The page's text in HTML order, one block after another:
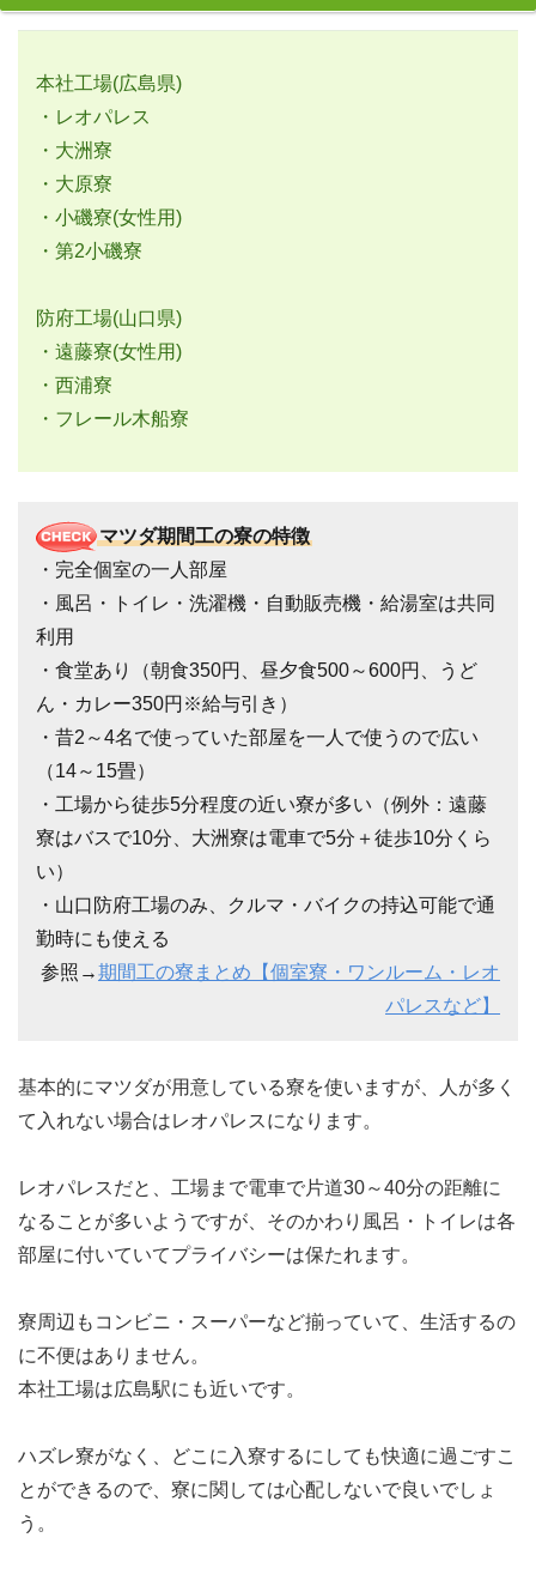
本社工場(広島県)
・レオパレス
・大洲寮
・大原寮
・小磯寮(女性用)
・第2小磯寮
防府工場(山口県)
・遠藤寮(女性用)
・西浦寮
・フレール木船寮
マツダ期間工の寮の特徴
・完全個室の一人部屋
・風呂・トイレ・洗濯機・自動販売機・給湯室は共同
利用
・食堂あり（朝食350円、昼夕食500～600円、うど
ん・カレー350円※給与引き）
・昔2～4名で使っていた部屋を一人で使うので広い
（14～15畳）
・工場から徒歩5分程度の近い寮が多い（例外：遠藤
寮はバスで10分、大洲寮は電車で5分＋徒歩10分くら
い）
・山口防府工場のみ、クルマ・バイクの持込可能で通
勤時にも使える
参照→期間工の寮まとめ【個室寮・ワンルーム・レオ
パレスなど】
基本的にマツダが用意している寮を使いますが、人が多く
て入れない場合はレオパレスになります。
レオパレスだと、工場まで電車で片道30～40分の距離に
なることが多いようですが、そのかわり風呂・トイレは各
部屋に付いていてプライバシーは保たれます。
寮周辺もコンビニ・スーパーなど揃っていて、生活するの
に不便はありません。
本社工場は広島駅にも近いです。
ハズレ寮がなく、どこに入寮するにしても快適に過ごすこ
とができるので、寮に関しては心配しないで良いでしょ
う。